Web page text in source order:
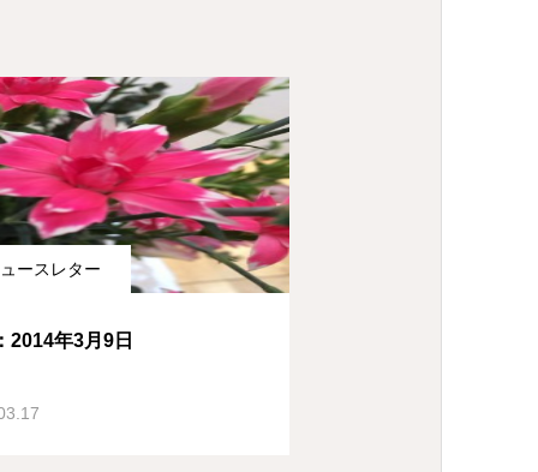
ースレター
2014年3月9日